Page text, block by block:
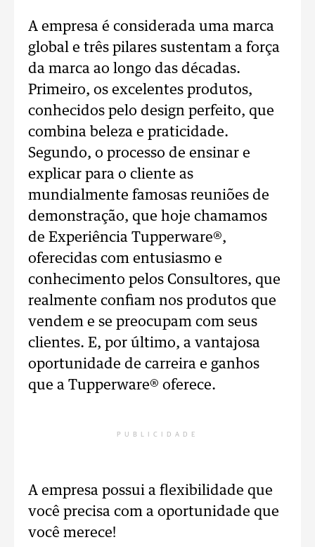
A empresa é considerada uma marca
global e três pilares sustentam a força
da marca ao longo das décadas.
Primeiro, os excelentes produtos,
conhecidos pelo design perfeito, que
combina beleza e praticidade.
Segundo, o processo de ensinar e
explicar para o cliente as
mundialmente famosas reuniões de
demonstração, que hoje chamamos
de Experiência Tupperware®,
oferecidas com entusiasmo e
conhecimento pelos Consultores, que
realmente confiam nos produtos que
vendem e se preocupam com seus
clientes. E, por último, a vantajosa
oportunidade de carreira e ganhos
que a Tupperware® oferece.
PUBLICIDADE
A empresa possui a flexibilidade que
você precisa com a oportunidade que
você merece!